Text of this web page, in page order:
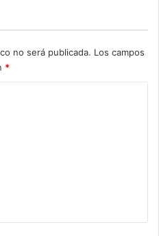
no será publicada. Los campos
*